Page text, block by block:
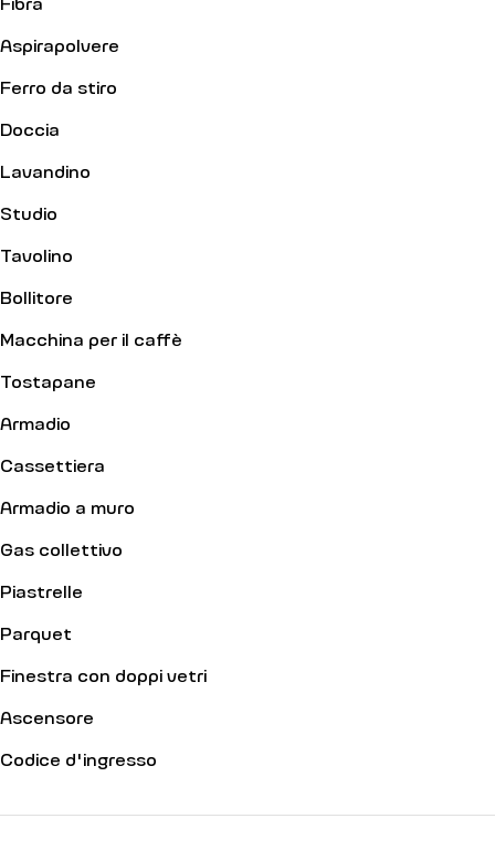
Aspirapolvere
Ferro da stiro
Doccia
Lavandino
Studio
Tavolino
Bollitore
Macchina per il caffè
Tostapane
Armadio
Cassettiera
Armadio a muro
Gas collettivo
Piastrelle
Parquet
Finestra con doppi vetri
Ascensore
Codice d'ingresso